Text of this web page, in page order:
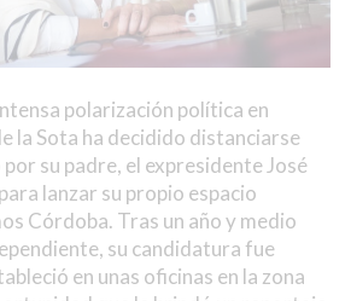
polarización política en
la Sota ha decidido distanciarse
su padre, el expresidente José
lanzar su propio espacio
Córdoba. Tras un año y medio
su candidatura fue
en unas oficinas en la zona